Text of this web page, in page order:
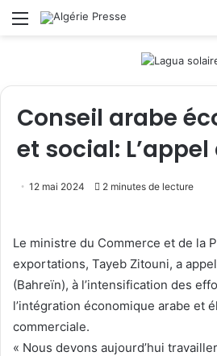
Menu
Conseil arabe
et social:
12 mai 2024 2 minutes de lecture
Le ministre du Commerce et de la
exportations, Tayeb Zitouni, a
(Bahreïn), à l’intensification des
l’intégration économique arabe et
commerciale.
« Nous devons aujourd’hui